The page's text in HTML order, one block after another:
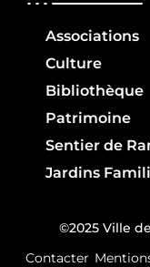
Associations
Culture
Bibliothèque
Patrimoine
Sentier de
Jardins
©2025 Ville
Contacter